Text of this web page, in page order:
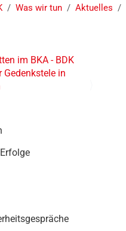
Was wir tun Aktuelles
im BKA - BDK
Gedenkstele in